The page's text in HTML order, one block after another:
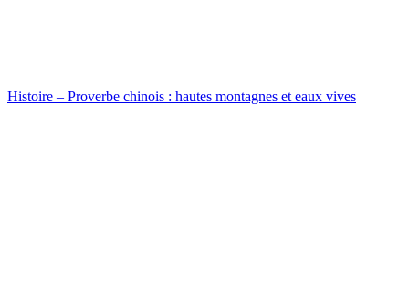
Histoire – Proverbe chinois : hautes montagnes et eaux vives